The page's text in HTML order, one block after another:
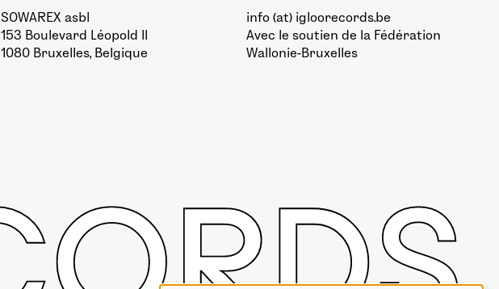
SOWAREX asbl
153 Boulevard Léopold II
1080 Bruxelles, Belgique
info (at) igloorecords.be
Avec le soutien de la Fédération
Wallonie-Bruxelles